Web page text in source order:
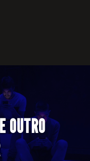
OUTRO